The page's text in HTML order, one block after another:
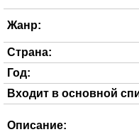
Жанр:
Страна:
Год:
Входит в основной
Описание: